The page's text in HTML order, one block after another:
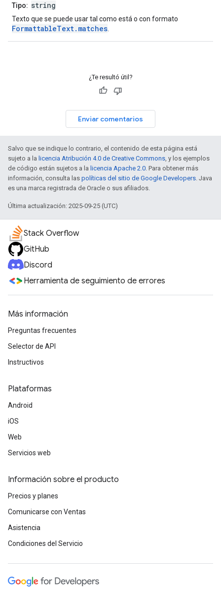
Tipo: string
Texto que se puede usar tal como está o con formato
FormattableText.matches
¿Te resultó útil?
Enviar comentarios
Salvo que se indique lo contrario, el contenido de esta página está
sujeto a la licencia Atribución 4.0 de Creative Commons, y los ejemplos
de código están sujetos a la licencia Apache 2.0. Para obtener más
información, consulta las políticas del sitio de Google Developers. Java
es una marca registrada de Oracle o sus afiliados.
Última actualización: 2025-09-25 (UTC)
Stack Overflow
GitHub
Discord
Herramienta de seguimiento de errores
Más información
Preguntas frecuentes
Selector de API
Instructivos
Plataformas
Android
iOS
Web
Servicios web
Información sobre el producto
Precios y planes
Comunicarse con Ventas
Asistencia
Condiciones del Servicio